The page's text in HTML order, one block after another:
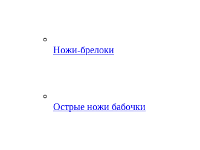
Ножи-брелоки
Острые ножи бабочки